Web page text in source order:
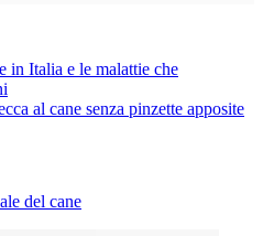
in Italia e le malattie che
al cane senza pinzette apposite
del cane